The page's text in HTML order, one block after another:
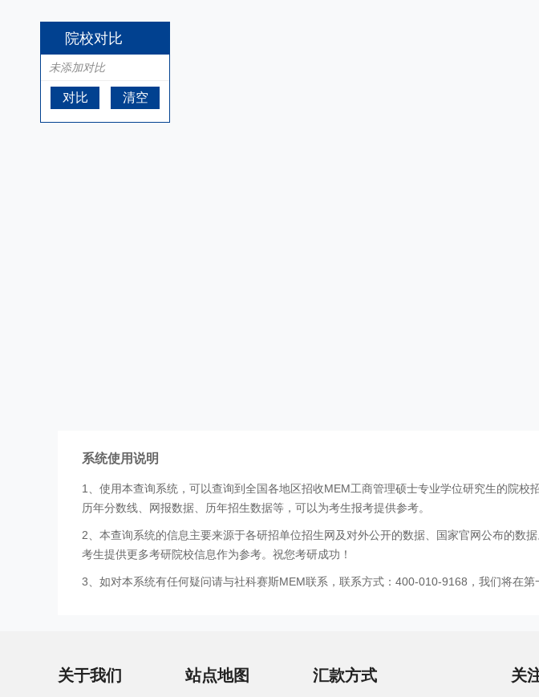
系统使用说明
1、使用本查询系统，可以查询到全国各地区招收MEM工商管理硕士专业学位研究生的院
历年分数线、网报数据、历年招生数据等，可以为考生报考提供参考。
2、本查询系统的信息主要来源于各研招单位招生网及对外公开的数据、国家官网公布的
考生提供更多考研院校信息作为参考。祝您考研成功！
3、如对本系统有任何疑问请与社科赛斯MEM联系，联系方式：400-010-9168，我们将在第
院校对比
未添加对比
对比 清空
关于我们 站点地图 汇款方式
关